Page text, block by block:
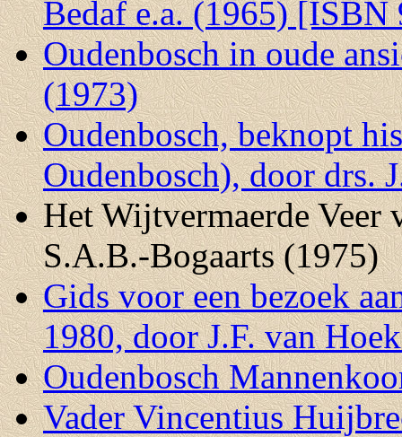
Bedaf e.a. (1965) [ISBN
Oudenbosch in oude
(1973)
Oudenbosch, beknopt
Oudenbosch), door drs.
Het Wijtvermaerde Veer
S.A.B.-Bogaarts (1975)
Gids voor een bezoek
1980, door J.F. van
Oudenbosch
Vader Vincentius